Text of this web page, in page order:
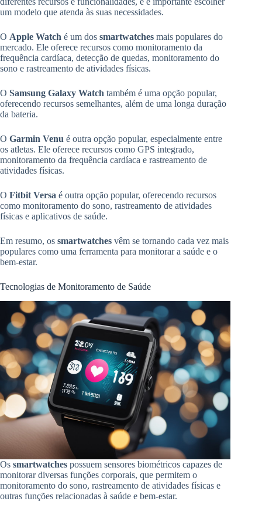
um modelo que atenda às suas necessidades.
O Apple Watch é um dos smartwatches mais populares do
mercado. Ele oferece recursos como monitoramento da
frequência cardíaca, detecção de quedas, monitoramento do
sono e rastreamento de atividades físicas.
O Samsung Galaxy Watch também é uma opção popular,
oferecendo recursos semelhantes, além de uma longa duração
da bateria.
O Garmin Venu é outra opção popular, especialmente entre
os atletas. Ele oferece recursos como GPS integrado,
monitoramento da frequência cardíaca e rastreamento de
atividades físicas.
O Fitbit Versa é outra opção popular, oferecendo recursos
como monitoramento do sono, rastreamento de atividades
físicas e aplicativos de saúde.
Em resumo, os smartwatches vêm se tornando cada vez mais
populares como uma ferramenta para monitorar a saúde e o
bem-estar.
Tecnologias de Monitoramento de Saúde
Os smartwatches possuem sensores biométricos capazes de
monitorar diversas funções corporais, que permitem o
monitoramento do sono, rastreamento de atividades físicas e
outras funções relacionadas à saúde e bem-estar.